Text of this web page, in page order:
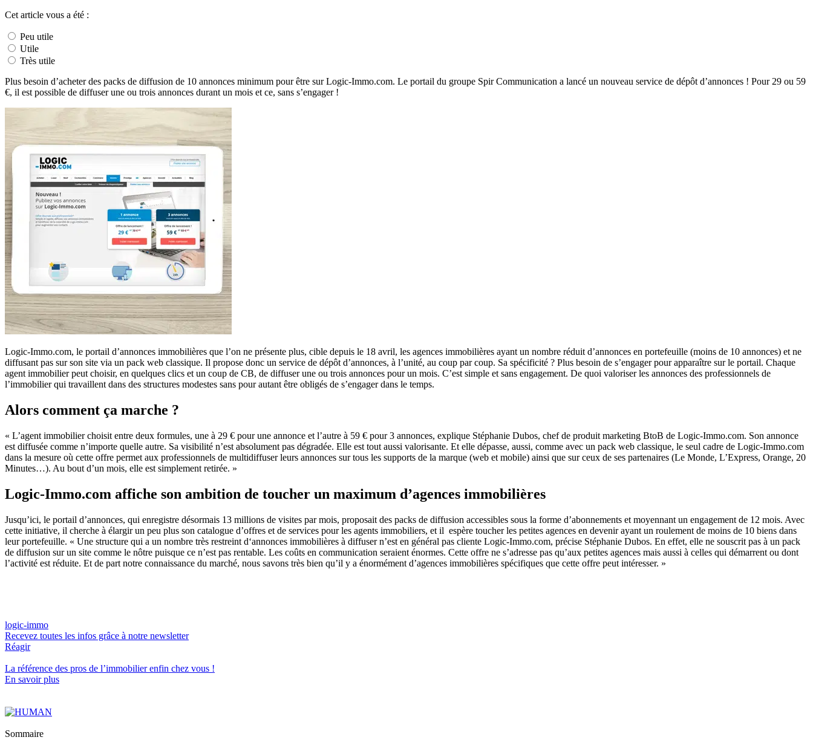
Cet article vous a été :
Peu utile
Utile
Très utile
Plus besoin d’acheter des packs de diffusion de 10 annonces minimum pour être sur Logic-Immo.com. Le portail du groupe Spir Communication a lancé un nouveau service de dépôt d’annonces ! Pour 29 ou 59
€, il est possible de diffuser une ou trois annonces durant un mois et ce, sans s’engager !
Logic-Immo.com, le portail d’annonces immobilières que l’on ne présente plus, cible depuis le 18 avril, les agences immobilières ayant un nombre réduit d’annonces en portefeuille (moins de 10 annonces) et ne
diffusant pas sur son site via un pack web classique. Il propose donc un service de dépôt d’annonces, à l’unité, au coup par coup. Sa spécificité ? Plus besoin de s’engager pour apparaître sur le portail. Chaque
agent immobilier peut choisir, en quelques clics et un coup de CB, de diffuser une ou trois annonces pour un mois. C’est simple et sans engagement. De quoi valoriser les annonces des professionnels de
l’immobilier qui travaillent dans des structures modestes sans pour autant être obligés de s’engager dans le temps.
Alors comment ça marche ?
« L’agent immobilier choisit entre deux formules, une à 29 € pour une annonce et l’autre à 59 € pour 3 annonces, explique Stéphanie Dubos, chef de produit marketing BtoB de Logic-Immo.com. Son annonce
est diffusée comme n’importe quelle autre. Sa visibilité n’est absolument pas dégradée. Elle est tout aussi valorisante. Et elle dépasse, aussi, comme avec un pack web classique, le seul cadre de Logic-Immo.com
dans la mesure où cette offre permet aux professionnels de multidiffuser leurs annonces sur tous les supports de la marque (web et mobile) ainsi que sur ceux de ses partenaires (Le Monde, L’Express, Orange, 20
Minutes…). Au bout d’un mois, elle est simplement retirée. »
Logic-Immo.com affiche son ambition de toucher un maximum d’agences immobilières
Jusqu’ici, le portail d’annonces, qui enregistre désormais 13 millions de visites par mois, proposait des packs de diffusion accessibles sous la forme d’abonnements et moyennant un engagement de 12 mois. Avec
cette initiative, il cherche à élargir un peu plus son catalogue d’offres et de services pour les agents immobiliers, et il espère toucher les petites agences en devenir ayant un roulement de moins de 10 biens dans
leur portefeuille. « Une structure qui a un nombre très restreint d‘annonces immobilières à diffuser n’est en général pas cliente Logic-Immo.com, précise Stéphanie Dubos. En effet, elle ne souscrit pas à un pack
de diffusion sur un site comme le nôtre puisque ce n’est pas rentable. Les coûts en communication seraient énormes. Cette offre ne s’adresse pas qu’aux petites agences mais aussi à celles qui démarrent ou dont
l’activité est réduite. Et de part notre connaissance du marché, nous savons très bien qu’il y a énormément d’agences immobilières spécifiques que cette offre peut intéresser. »
logic-immo
Recevez toutes les infos grâce à notre newsletter
Réagir
La référence des pros de l’immobilierenfin chez vous !
En savoir plus
Sommaire